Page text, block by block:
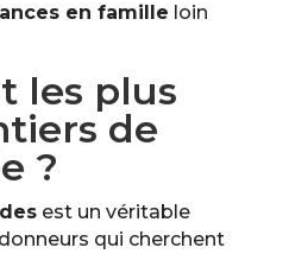
en famille loin
les plus
de
?
est un véritable
qui cherchent